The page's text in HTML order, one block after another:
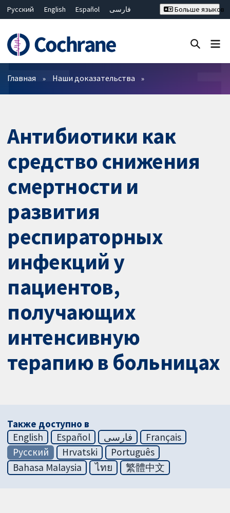
Русский English Español
فارسی
Bahasa Malaysia
ไทย
繁體中文
简体中文
Больше языков
Фильтры
Главная Наши доказательства
Антибиотики как
средство снижения
смертности и
развития
респираторных
инфекций у
пациентов,
получающих
интенсивную
терапию в больницах
Также доступно в
English
Español فارسی
Français
Русский
Hrvatski
Português
Bahasa Malaysia
ไทย 繁體中文